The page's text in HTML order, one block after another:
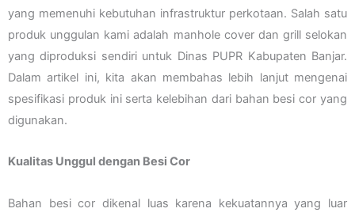
yang memenuhi kebutuhan infrastruktur perkotaan. Salah satu
produk unggulan kami adalah manhole cover dan grill selokan
yang diproduksi sendiri untuk Dinas PUPR Kabupaten Banjar.
Dalam artikel ini, kita akan membahas lebih lanjut mengenai
spesifikasi produk ini serta kelebihan dari bahan besi cor yang
digunakan.
Kualitas Unggul dengan Besi Cor
Bahan besi cor dikenal luas karena kekuatannya yang luar